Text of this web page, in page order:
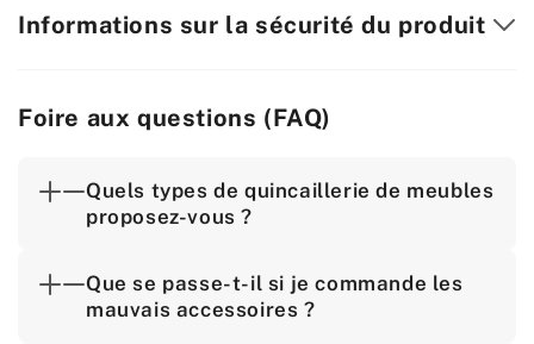
Informations sur la sécurité du produit
Foire aux questions (FAQ)
Quels types de quincaillerie de meubles
proposez-vous ?
Que se passe-t-il si je commande les
mauvais accessoires ?